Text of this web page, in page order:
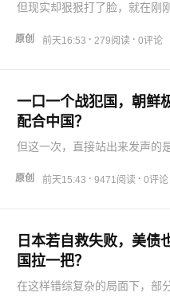
但现实却狠狠打了脸，就在刚
危机，巴基斯坦军方在俾路支
原创 前天16:53 · 279阅读 · 0评论
一口一个战犯国，朝鲜
配合中国？
但这一次，直接站出来发声的
挂钩的表述是非常罕见的。但
原创 前天15:43 · 9471阅读 · 0评论
日本若自救失败，美债
国拉一把？
在这样错综复杂的局面下，部